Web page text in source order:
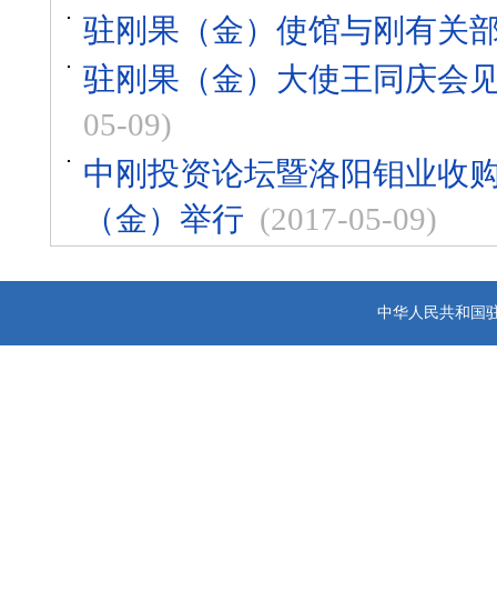
驻刚果（金）使馆与刚有关
驻刚果（金）大使王同庆会
05-09)
中刚投资论坛暨洛阳钼业收
（金）举行 (2017-05-09)
中华人民共和国